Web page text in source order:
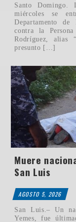
Santo Domingo.
miércoles se
Departamento
contra la
Rodríguez, alias
presunto […]
Muere
San Luis
AGOSTO 5, 2026
San Luis.– Un
Yemes, fue